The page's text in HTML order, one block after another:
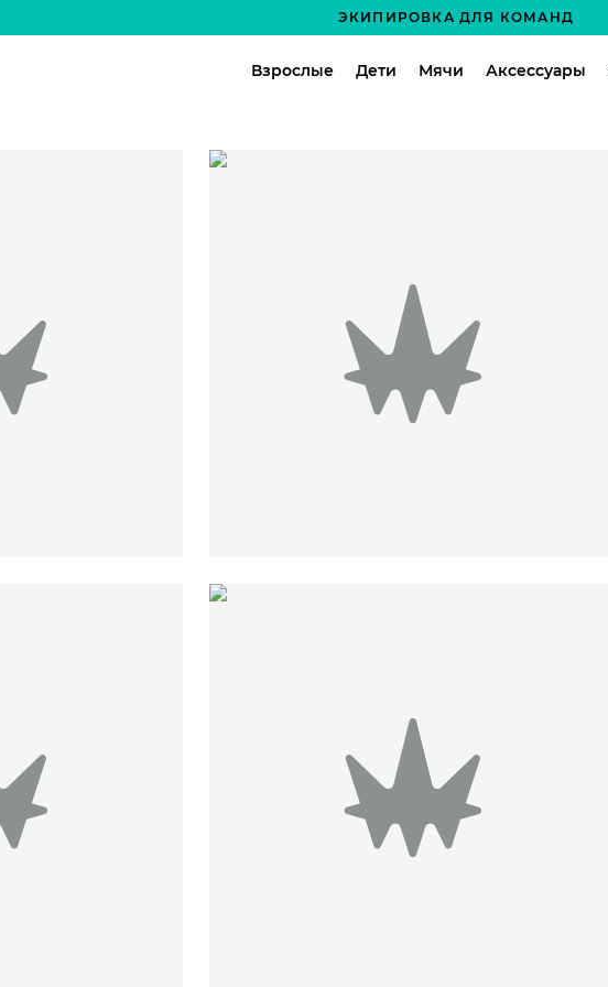
ЭКИПИРОВКА ДЛЯ КОМАНД
Взрослые Дети Мячи Аксессуары